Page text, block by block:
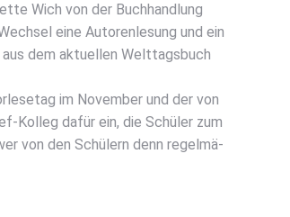
Wich von der Buch­hand­lung
eine Autoren­le­sung und ein
dem aktu­el­len Welt­tags­buch
im Novem­ber und der von
Kol­leg dafür ein, die Schü­ler zum
von den Schü­lern denn regel­mä­